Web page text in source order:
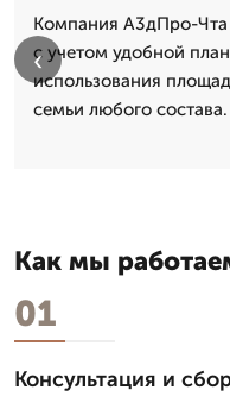
Компания А3дПро-Чта
с учетом удобной
использования
семьи любого состава.
‹
Как мы
01
Консультация и